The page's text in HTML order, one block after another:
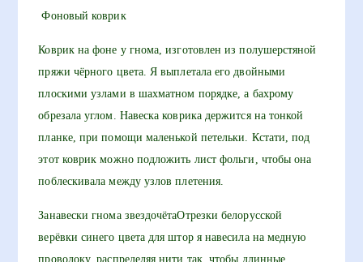
Фоновый коврик
Коврик на фоне у гнома, изготовлен из полушерстяной
пряжи чёрного цвета. Я выплетала его двойными
плоскими узлами в шахматном порядке, а бахрому
обрезала углом. Навеска коврика держится на тонкой
планке, при помощи маленькой петельки. Кстати, под
этот коврик можно подложить лист фольги, чтобы она
поблескивала между узлов плетения.
Занавески гнома звездочётаОтрезки белорусской
верёвки синего цвета для штор я навесила на медную
проволоку, распределяя нити так, чтобы длинные